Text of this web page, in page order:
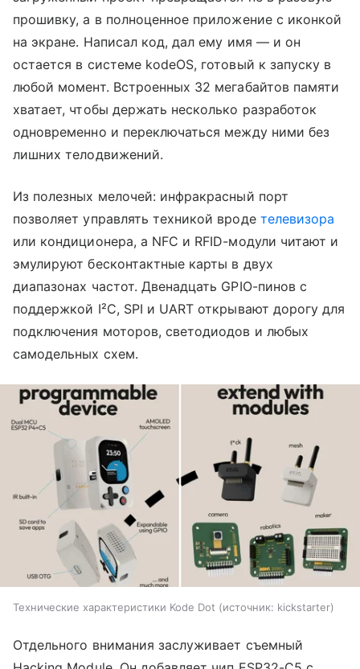
прошивку, а в полноценное приложение с иконкой
на экране. Написал код, дал ему имя — и он
остается в системе kodeOS, готовый к запуску в
любой момент. Встроенных 32 мегабайтов памяти
хватает, чтобы держать несколько разработок
одновременно и переключаться между ними без
лишних телодвижений.
Из полезных мелочей: инфракрасный порт
позволяет управлять техникой вроде телевизора
или кондиционера, а NFC и RFID-модули читают и
эмулируют бесконтактные карты в двух
диапазонах частот. Двенадцать GPIO-пинов с
поддержкой I²C, SPI и UART открывают дорогу для
подключения моторов, светодиодов и любых
самодельных схем.
Технические характеристики Kode Dot источник: kickstarter
Отдельного внимания заслуживает съемный